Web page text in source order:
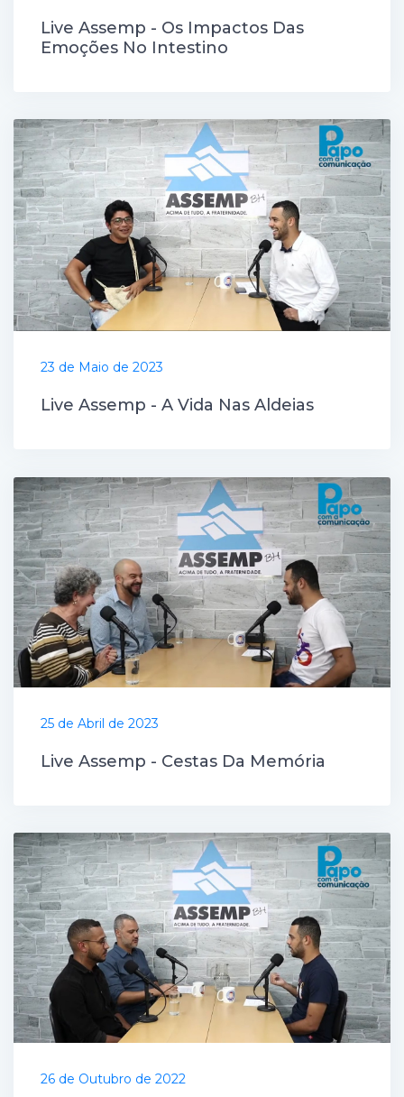
Live Assemp - Os Impactos Das
Emoções No Intestino
23 de Maio de 2023
Live Assemp - A Vida Nas Aldeias
25 de Abril de 2023
Live Assemp - Cestas Da Memória
26 de Outubro de 2022